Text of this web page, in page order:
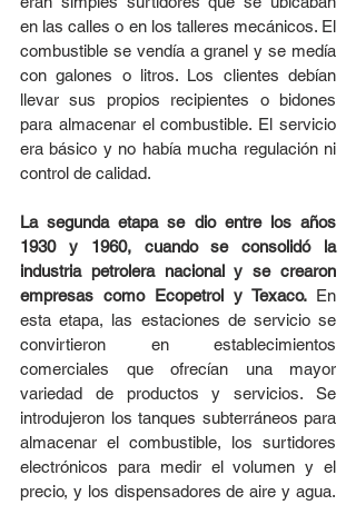
en las calles o en los talleres mecánicos. El
combustible se vendía a granel y se medía
con galones o litros. Los clientes debían
llevar sus propios recipientes o bidones
para almacenar el combustible. El servicio
era básico y no había mucha regulación ni
control de calidad.
La segunda etapa se dio entre los años
1930 y 1960, cuando se consolidó la
industria petrolera nacional y se crearon
empresas como Ecopetrol y Texaco. En
esta etapa, las estaciones de servicio se
convirtieron en establecimientos
comerciales que ofrecían una mayor
variedad de productos y servicios. Se
introdujeron los tanques subterráneos para
almacenar el combustible, los surtidores
electrónicos para medir el volumen y el
precio, y los dispensadores de aire y agua.